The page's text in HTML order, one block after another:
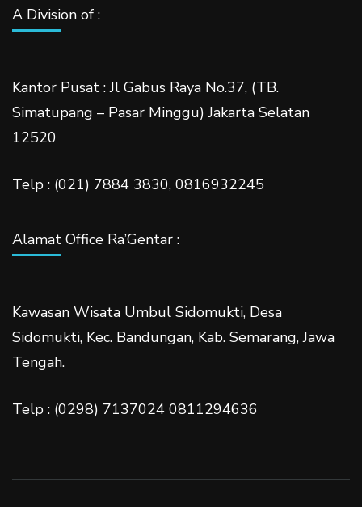
A Division of :
Kantor Pusat : Jl Gabus Raya No.37, (TB.
Simatupang – Pasar Minggu) Jakarta Selatan
12520
Telp : (021) 7884 3830, 0816932245
Alamat Office Ra’Gentar :
Kawasan Wisata Umbul Sidomukti, Desa
Sidomukti, Kec. Bandungan, Kab. Semarang, Jawa
Tengah.
Telp : (0298) 7137024 0811294636